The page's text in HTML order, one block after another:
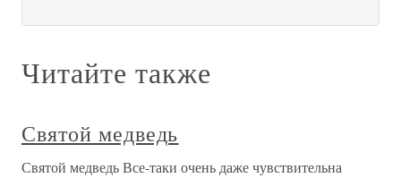
Читайте также
Святой медведь
Святой медведь Все-таки очень даже чувствительна